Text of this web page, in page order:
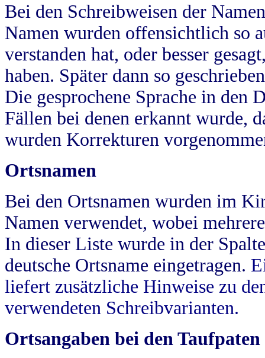
Bei den Schreibweisen der
Namen wurden offensichtlich so
verstanden hat, oder besser
haben. Später dann so
Die gesprochene Sprache in
Fällen bei denen erkannt wurde,
wurden Korrekturen
Ortsnamen
Bei den Ortsnamen wurden im
Namen verwendet, wobei
In dieser Liste wurde in der
deutsche Ortsname eingetragen.
liefert zusätzliche Hinweise zu
verwendeten Schreibvarianten.
Ortsangaben bei den Taufpaten